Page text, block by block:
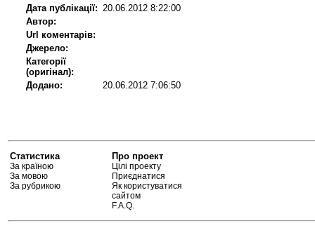
Дата публікації: 20.06.2012 8:22:00
Автор:
Url коментарів:
Джерело:
Категорії
(оригінал):
Додано:
20.06.2012 7:06:50
Статистика
За країною
За мовою
За рубрикою
Про проект
Цілі проекту
Приєднатися
Як користуватися
сайтом
F.A.Q.